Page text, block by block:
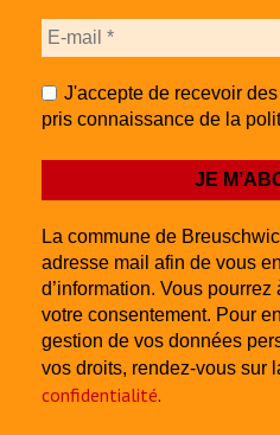
J'accepte de recevoir
pris connaissance de la
La commune de
adresse mail afin de vous
d’information. Vous pourrez
votre consentement. Pour
gestion de vos données
vos droits, rendez-vous sur
confidentialité.